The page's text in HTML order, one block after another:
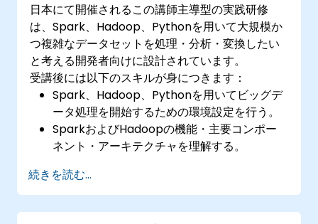
日本にて開催されるこの講師主導型の実践研修
は、Spark、Hadoop、Pythonを用いて大規模か
つ複雑なデータセットを処理・分析・変換したい
と考える開発者向けに設計されています。
受講後には以下のスキルが身につきます：
Spark、Hadoop、Pythonを用いてビッグデ
ータ処理を開始するための環境設定を行う。
SparkおよびHadoopの機能・主要コンポー
ネント・アーキテクチャを理解する。
Hadoop、Pythonを連携させる方法を習得す
る。
Sparkエコシステムに含まれる各種ツール
続きを読む...